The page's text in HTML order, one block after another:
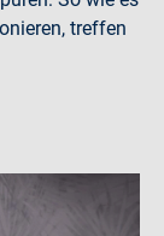
treffen